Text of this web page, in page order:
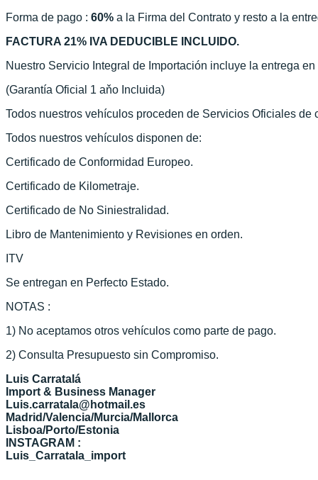
Forma de pago : 60% a la Firma del Contrato y resto a la
FACTURA 21% IVA DEDUCIBLE INCLUIDO.
Nuestro Servicio Integral de Importación incluye la entrega
(Garantía Oficial 1 aňo Incluida)
Todos nuestros vehículos proceden de Servicios Oficiales
Todos nuestros vehículos disponen de:
Certificado de Conformidad Europeo.
Certificado de Kilometraje.
Certificado de No Siniestralidad.
Libro de Mantenimiento y Revisiones en orden.
ITV
Se entregan en Perfecto Estado.
NOTAS :
1) No aceptamos otros vehículos como parte de pago.
2) Consulta Presupuesto sin Compromiso.
Luis Carratalá
Import & Business Manager
Luis.carratala@hotmail.es
Madrid/Valencia/Murcia/Mallorca
Lisboa/Porto/Estonia
INSTAGRAM :
Luis_Carratala_import